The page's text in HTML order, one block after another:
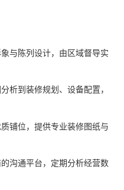
与陈列设计，由区域督导实
析到装修规划、设备配置，
铺位，提供专业装修图纸与
沟通平台，定期分析经营数